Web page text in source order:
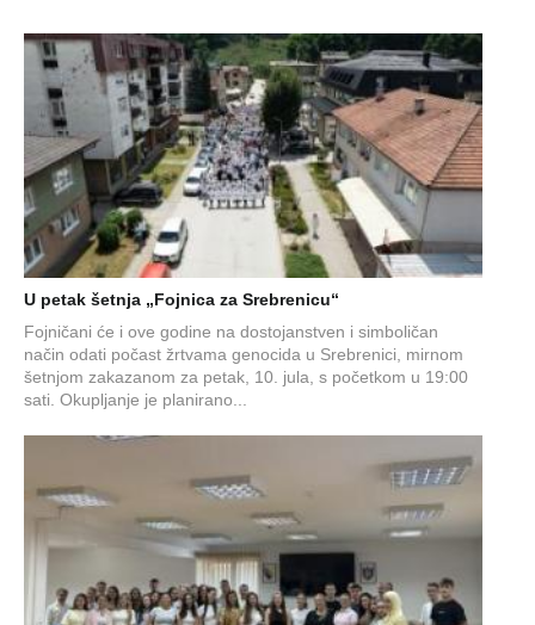
U petak šetnja „Fojnica za Srebrenicu“
Fojničani će i ove godine na dostojanstven i simboličan
način odati počast žrtvama genocida u Srebrenici, mirnom
šetnjom zakazanom za petak, 10. jula, s početkom u 19:00
sati. Okupljanje je planirano...